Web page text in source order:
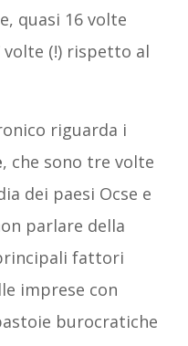
quasi 16 volte
(!) rispetto al
riguarda i
, che sono tre volte
dei paesi Ocse e
parlare della
fattori
imprese con
burocratiche